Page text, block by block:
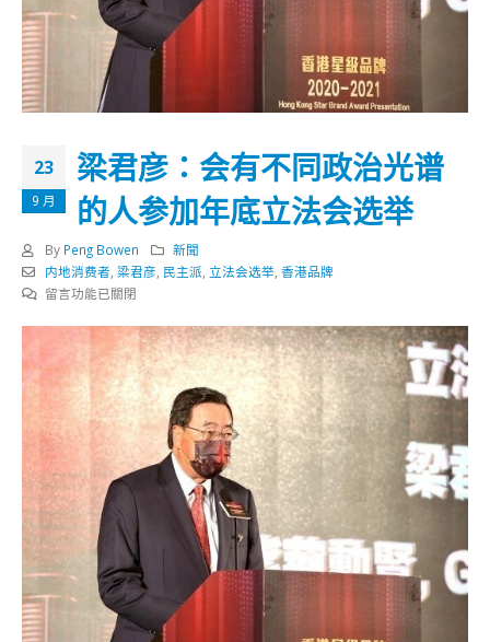
23
9 月
梁君彦：会有不同政治光谱
的人参加年底立法会选举
By Peng Bowen
新聞
内地消费者, 梁君彦, 民主派, 立法会选举, 香港品牌
在
彦：
同
政
治
光
谱
的
人
参
加
留言功能已關閉